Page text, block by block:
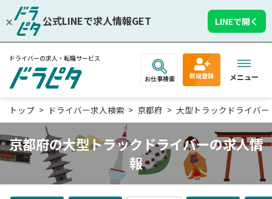
公式LINEで求人情報GET LINEで開く
ドライバーの求人・転職サービス
お仕事検索 新規登録 メニュー
トップ ドライバー求人検索 京都府 大型トラックドライバー
京都府の大型トラックドライバーの求人情
報